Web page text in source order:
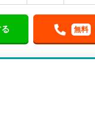
無料